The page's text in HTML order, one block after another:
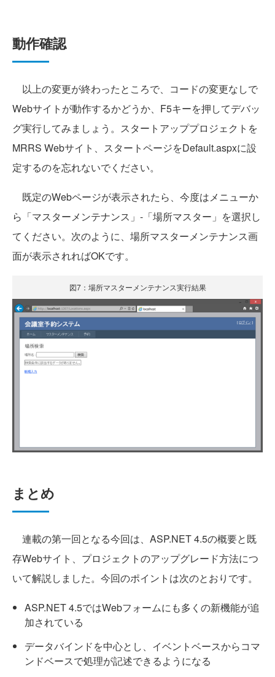
動作確認
以上の変更が終わったところで、コードの変更なしで
Webサイトが動作するかどうか、F5キーを押してデバッ
グ実行してみましょう。スタートアッププロジェクトを
MRRS Webサイト、スタートページをDefault.aspxに設
定するのを忘れないでください。
既定のWebページが表示されたら、今度はメニューか
ら「マスターメンテナンス」-「場所マスター」を選択し
てください。次のように、場所マスターメンテナンス画
面が表示されればOKです。
図7：場所マスターメンテナンス実行結果
まとめ
連載の第一回となる今回は、ASP.NET 4.5の概要と既
存Webサイト、プロジェクトのアップグレード方法につ
いて解説しました。今回のポイントは次のとおりです。
ASP.NET 4.5ではWebフォームにも多くの新機能が追
加されている
データバインドを中心とし、イベントベースからコマ
ンドベースで処理が記述できるようになる